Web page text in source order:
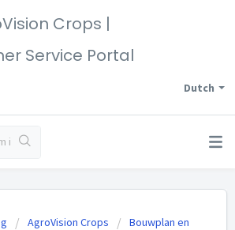
Crops |
Service Portal
Dutch
AgroVision Crops
Bouwplan en